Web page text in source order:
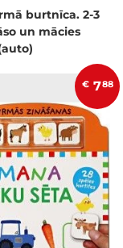
burtnīca. 2-3
un mācies
€ 788